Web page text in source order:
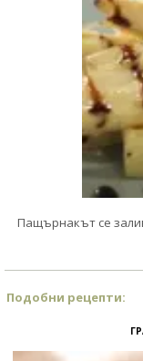
Пащърнакът се
Подобни рецепти: